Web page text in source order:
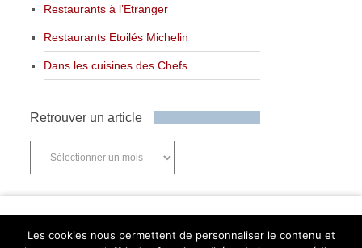
Restaurants à l’Etranger
Restaurants Etoilés Michelin
Dans les cuisines des Chefs
Retrouver un article
Les cookies nous permettent de personnaliser le contenu et